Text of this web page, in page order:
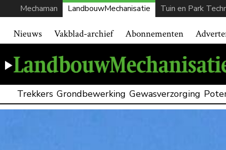
Mechaman LandbouwMechanisatie Tuin en Park
Nieuws Vakblad-archief Abonnementen
Trekkers Grondbewerking Gewasverzorging